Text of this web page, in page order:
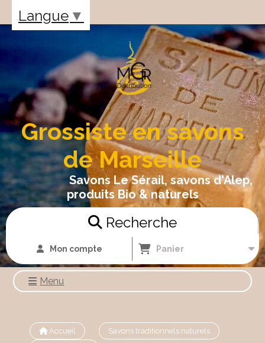
Grossiste en savons
de Marseille
Savons Le Sérail, savons d'Alep,
produits Bio & naturels
Recherche
Mon compte Panier
Menu
Accueil
Savons traditionnels naturels
Langue ▼